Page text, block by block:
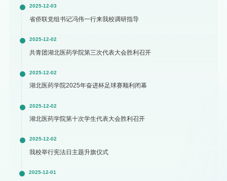
2025-12-03
省侨联党组书记冯伟一行来我校调研指导
2025-12-02
共青团湖北医药学院第三次代表大会胜利召开
2025-12-02
湖北医药学院2025年奋进杯足球赛顺利闭幕
2025-12-02
湖北医药学院第十次学生代表大会胜利召开
2025-12-02
我校举行宪法日主题升旗仪式
2025-12-01